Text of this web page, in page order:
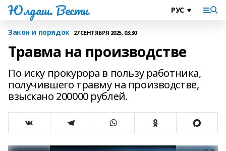
Юлдаш. Вести
Закон и порядок 27 СЕНТЯБРЯ 2025, 03:30
Травма на производстве
По иску прокурора в пользу работника,
получившего травму на производстве,
взыскано 200000 рублей.